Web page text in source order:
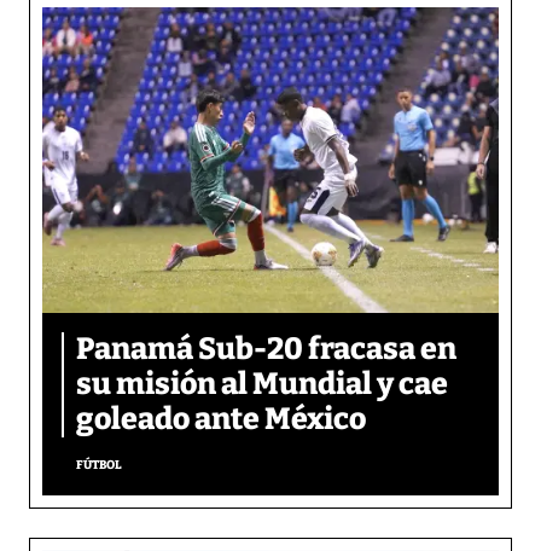
Panamá Sub-20 fracasa en
su misión al Mundial y cae
goleado ante México
FÚTBOL